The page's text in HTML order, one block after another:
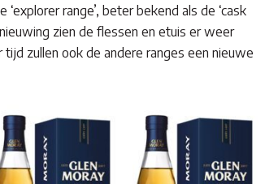
range’, beter bekend als de ‘cask
zien de flessen en etuis er weer
zullen ook de andere ranges een nieuwe